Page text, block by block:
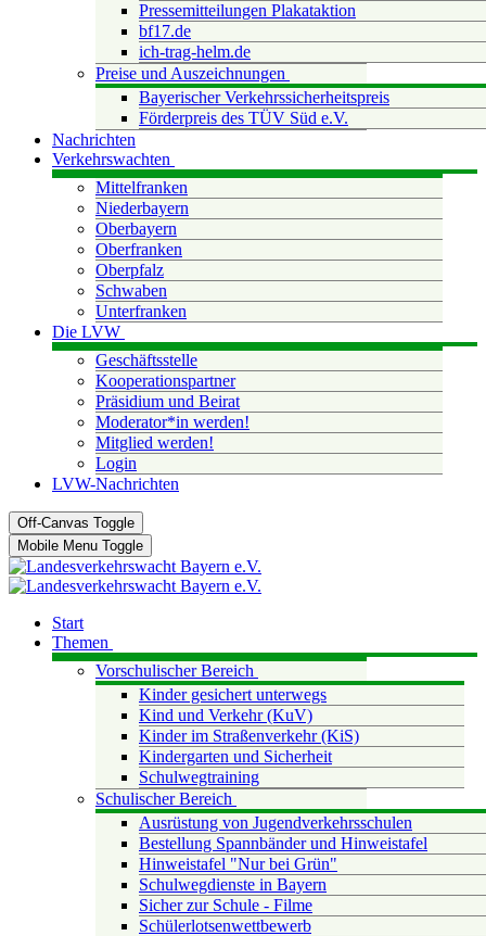
Pressemitteilungen Plakataktion
bf17.de
ich-trag-helm.de
Preise und Auszeichnungen
Bayerischer Verkehrssicherheitspreis
Förderpreis des TÜV Süd e.V.
Nachrichten
Verkehrswachten
Mittelfranken
Niederbayern
Oberbayern
Oberfranken
Oberpfalz
Schwaben
Unterfranken
Die LVW
Geschäftsstelle
Kooperationspartner
Präsidium und Beirat
Moderator*in werden!
Mitglied werden!
Login
LVW-Nachrichten
Off-Canvas Toggle
Mobile Menu Toggle
Start
Themen
Vorschulischer Bereich
Kinder gesichert unterwegs
Kind und Verkehr (KuV)
Kinder im Straßenverkehr (KiS)
Kindergarten und Sicherheit
Schulwegtraining
Schulischer Bereich
Ausrüstung von Jugendverkehrsschulen
Bestellung Spannbänder und Hinweistafel
Hinweistafel "Nur bei Grün"
Schulwegdienste in Bayern
Sicher zur Schule - Filme
Schülerlotsenwettbewerb